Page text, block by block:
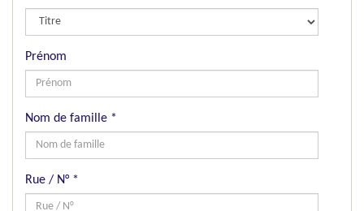
Prénom
Nom de famille *
Rue / N° *